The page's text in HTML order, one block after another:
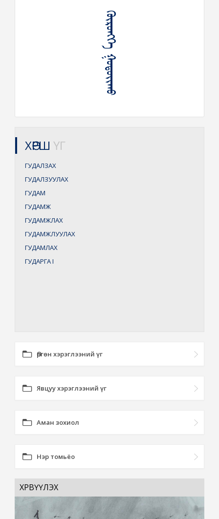
ᠬᠥᠷᠦᠨᠭ᠍ᠭᠡ ᠭᠤᠳᠤᠶᠢᠬᠤ
ХӨРШ ҮГ
ГУДАЛЗАХ
ГУДАЛЗУУЛАХ
ГУДАМ
ГУДАМЖ
ГУДАМЖЛАХ
ГУДАМЖЛУУЛАХ
ГУДАМЛАХ
ГУДАРГАI
Өргөн хэрэглээний үг
Явцуу хэрэглээний үг
Аман зохиол
Нэр томьёо
ХӨРВҮҮЛЭХ